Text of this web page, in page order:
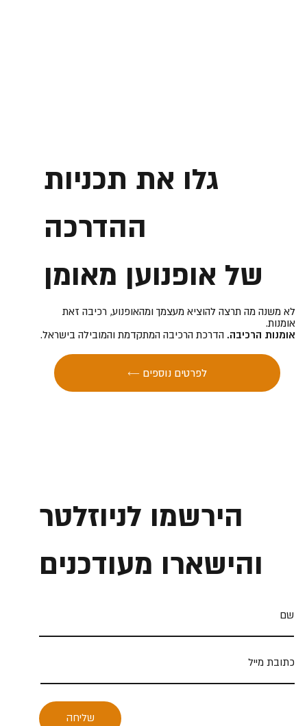
הירשמו לניוזלטר
והישארו מעודכנים
שליחה
← לפרטים נוספים
גלו את תכניות
ההדרכה
של אופנוען מאומן
לא משנה מה תרצה להוציא מעצמך ומהאופנוע, רכיבה זאת
אומנות.
אומנות הרכיבה. הדרכת הרכיבה המתקדמת והמובילה בישראל.